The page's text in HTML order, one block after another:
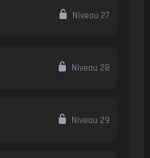
Niveau 27
Niveau 28
Niveau 29